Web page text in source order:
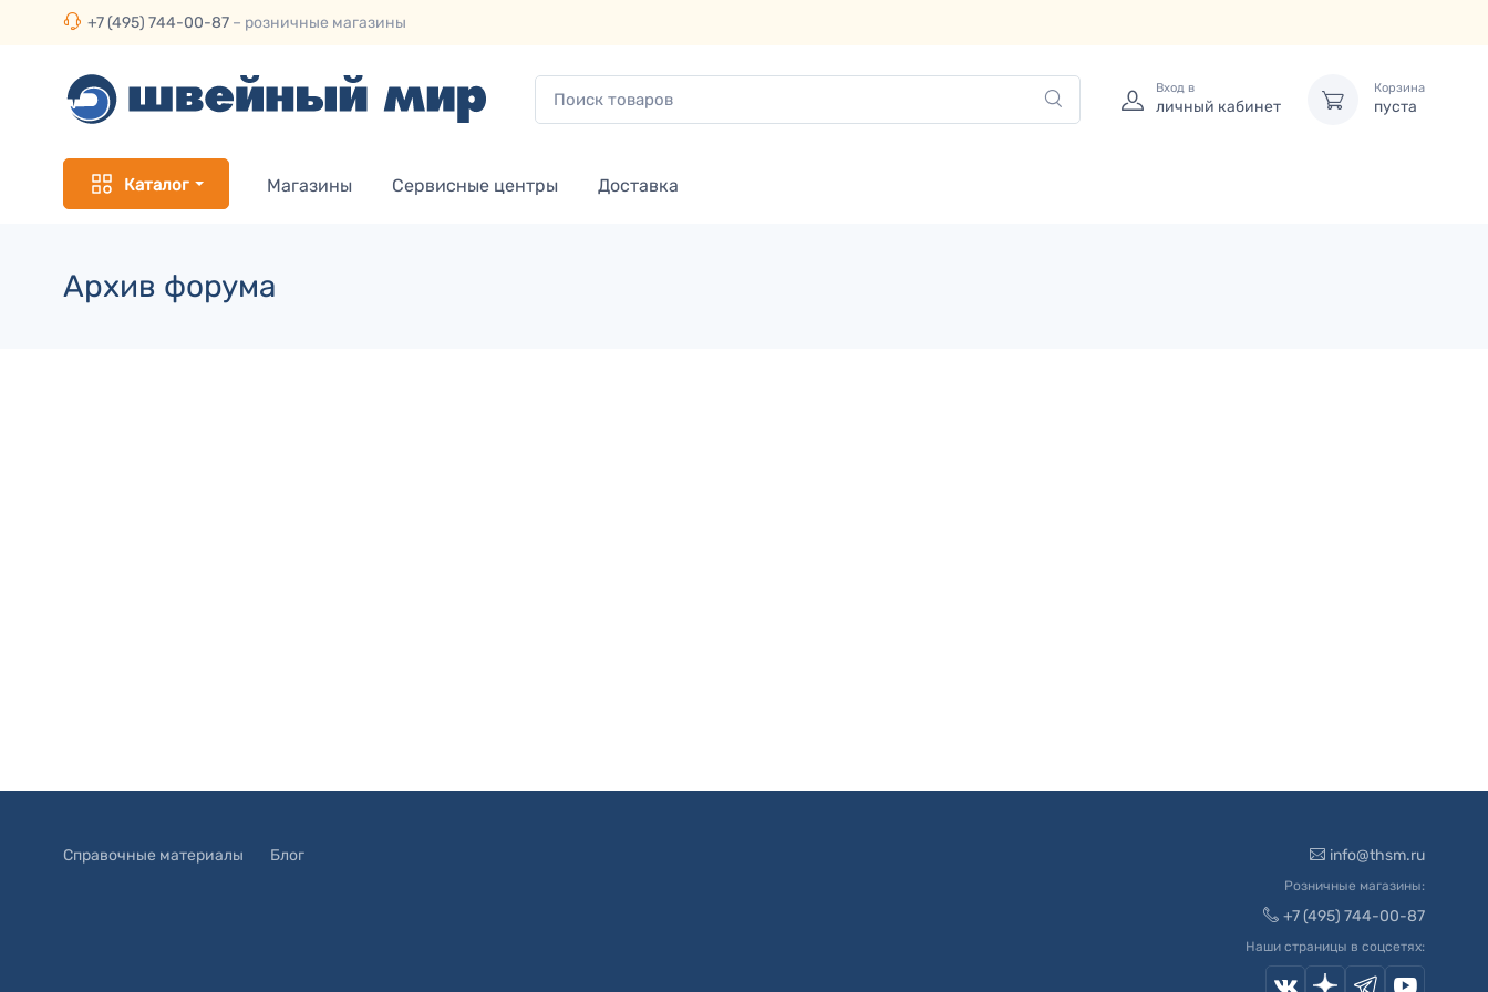
+7 (495) 744-00-87 – розничные магазины
Вход в
личный кабинет
Корзина
пуста
Каталог Магазины Сервисные центры Доставка
Архив форума
Справочные материалы Блог info@thsm.ru
Розничные магазины:
+7 (495) 744-00-87
Наши страницы в соцсетях: